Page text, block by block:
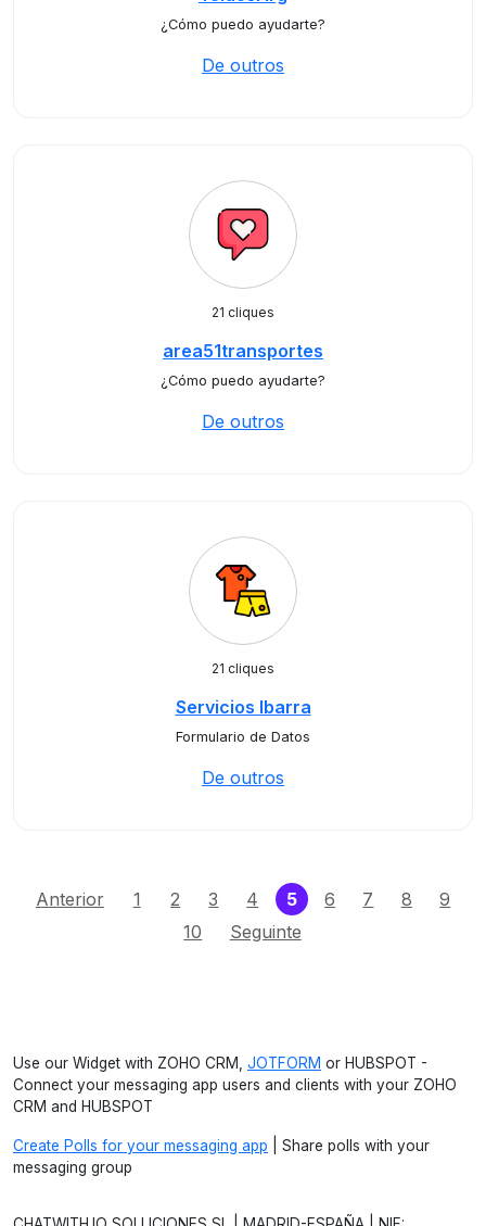
¿Cómo puedo ayudarte?
De outros
21 cliques
area51transportes
¿Cómo puedo ayudarte?
De outros
21 cliques
Servicios Ibarra
Formulario de Datos
De outros
Anterior 1 2 3 4 5(current)
6 7 8
9
10
Seguinte
Use our Widget with ZOHO CRM, JOTFORM or HUBSPOT -
Connect your messaging app users and clients with your ZOHO
CRM and HUBSPOT
Create Polls for your messaging app | Share polls with your
messaging group